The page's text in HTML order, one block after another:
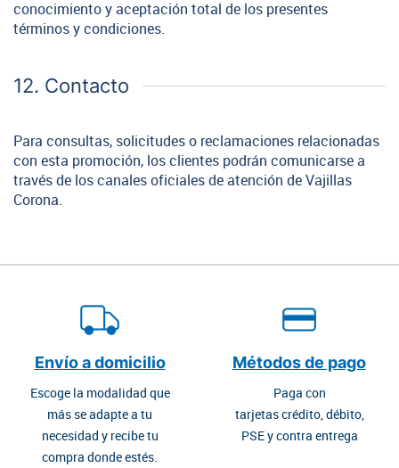
conocimiento y aceptación total de los presentes
términos y condiciones.
12. Contacto
Para consultas, solicitudes o reclamaciones relacionadas
con esta promoción, los clientes podrán comunicarse a
través de los canales oficiales de atención de Vajillas
Corona.
Envío a domicilio
Escoge la modalidad que
más se adapte a tu
necesidad y recibe tu
compra donde estés.
Métodos de pago
Paga con
tarjetas crédito, débito,
PSE y contra entrega